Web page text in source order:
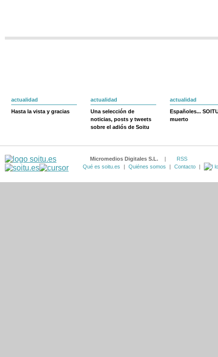
actualidad
Hasta la vista y gracias
actualidad
Una selección de
noticias, posts y tweets
sobre el adiós de Soitu
actualidad
Españoles...
muerto
Micromedios Digitales S.L. |
RSS
Qué es soitu.es
| Quiénes somos | Contacto |